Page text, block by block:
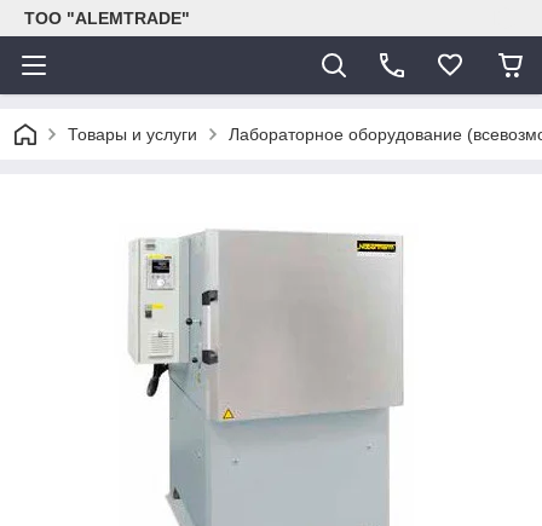
ТОО "ALEMTRADE"
Товары и услуги Лабораторное оборудование